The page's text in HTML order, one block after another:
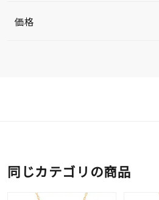
価格
同じカテゴリの商品